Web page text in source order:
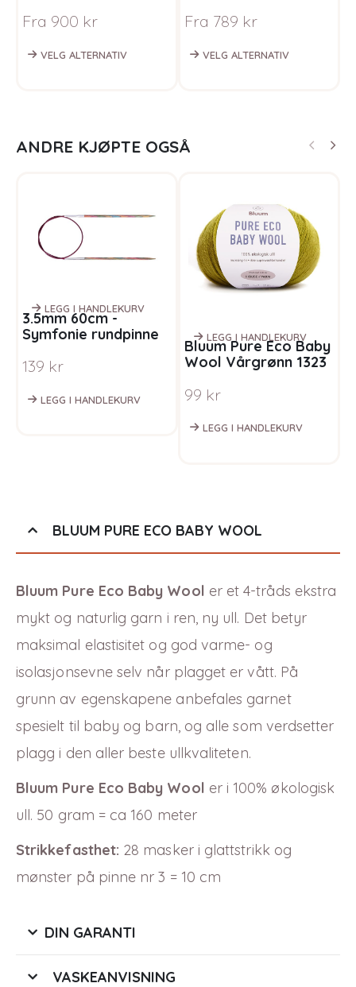
Pure Eco Baby Wool
Fra 900 kr
VELG ALTERNATIV
Pure Eco Baby Wool
Fra 789 kr
VELG ALTERNATIV
ANDRE KJØPTE OGSÅ
LEGG I HANDLEKURV
3.5mm 60cm -
Symfonie rundpinne
139 kr
LEGG I HANDLEKURV
LEGG I HANDLEKURV
Bluum Pure Eco Baby
Wool Vårgrønn 1323
99 kr
LEGG I HANDLEKURV
BLUUM PURE ECO BABY WOOL
Bluum Pure Eco Baby Wool er et 4-tråds ekstra
mykt og naturlig garn i ren, ny ull. Det betyr
maksimal elastisitet og god varme- og
isolasjonsevne selv når plagget er vått. På
grunn av egenskapene anbefales garnet
spesielt til baby og barn, og alle som verdsetter
plagg i den aller beste ullkvaliteten.
Bluum Pure Eco Baby Wool er i 100% økologisk
ull. 50 gram = ca 160 meter
Strikkefasthet: 28 masker i glattstrikk og
mønster på pinne nr 3 = 10 cm
DIN GARANTI
VASKEANVISNING